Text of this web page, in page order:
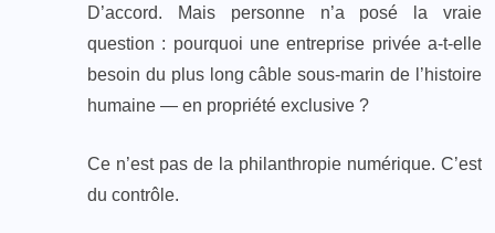
D’accord. Mais personne n’a posé la vraie
question : pourquoi une entreprise privée a-t-elle
besoin du plus long câble sous-marin de l’histoire
humaine — en propriété exclusive ?
Ce n’est pas de la philanthropie numérique. C’est
du contrôle.